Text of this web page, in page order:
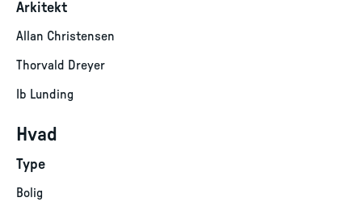
Arkitekt
Allan Christensen
Thorvald Dreyer
Ib Lunding
Hvad
Type
Bolig